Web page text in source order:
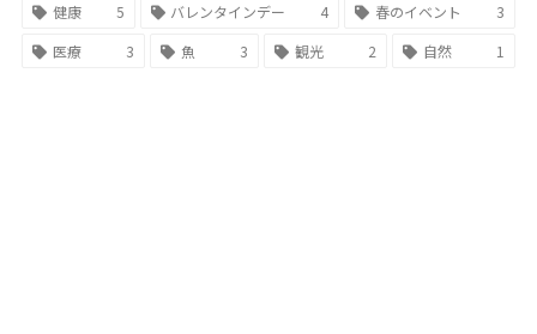
健康
5 バレンタインデー 4 春のイベント
3
医療
3 魚 3 観光 2 自然 1